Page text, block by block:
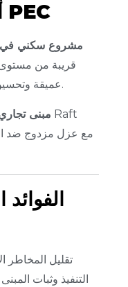
أمثلة من مشاريع PEC
مشروع سكني في
قريبة من مستوى
عميقة وتحسين للتربة لتحقيق ثبات كامل للمباني.
مبنى
✅ تقليل المخاطر
التنفيذ وثبات المبنى